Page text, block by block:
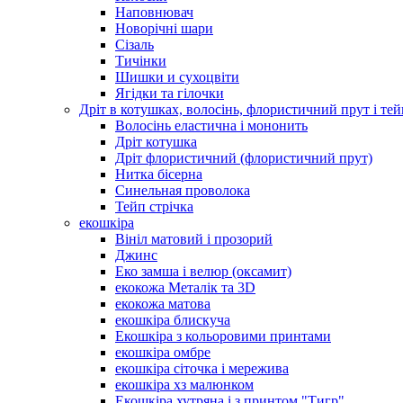
Наповнювач
Новорічні шари
Сізаль
Тичінки
Шишки и сухоцвіти
Ягідки та гілочки
Дріт в котушках, волосінь, флористичний прут і
Волосінь еластична і мононить
Дріт котушка
Дріт флористичний (флористичний прут)
Нитка бісерна
Синельная проволока
Тейп стрічка
екошкіра
Вініл матовий і прозорий
Джинс
Еко замша і велюр (оксамит)
екокожа Металік та 3D
екокожа матова
екошкіра блискуча
Екошкіра з кольоровими принтами
екошкіра омбре
екошкіра сіточка і мережива
екошкіра хз малюнком